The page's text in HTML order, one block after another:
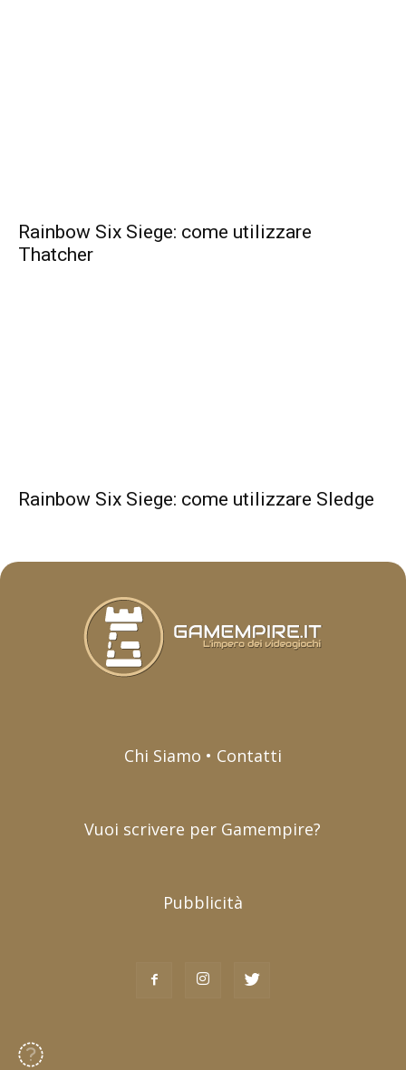
Rainbow Six Siege: come utilizzare
Thatcher
Rainbow Six Siege: come utilizzare Sledge
Chi Siamo • Contatti
Vuoi scrivere per Gamempire?
Pubblicità